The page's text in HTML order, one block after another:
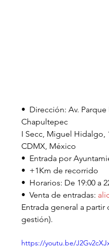
•  Dirección: Av.
Chapultepec
I Secc, Miguel Hidalgo,
CDMX, México
•  Entrada por
•  +1Km de recorrido
•  Horarios: De 19:00 a
•  Venta de entradas:
Entrada general a partir
gestión).
https://youtu.be/